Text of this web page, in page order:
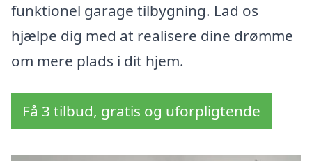
funktionel garage tilbygning. Lad os
hjælpe dig med at realisere dine drømme
om mere plads i dit hjem.
Få 3 tilbud, gratis og uforpligtende